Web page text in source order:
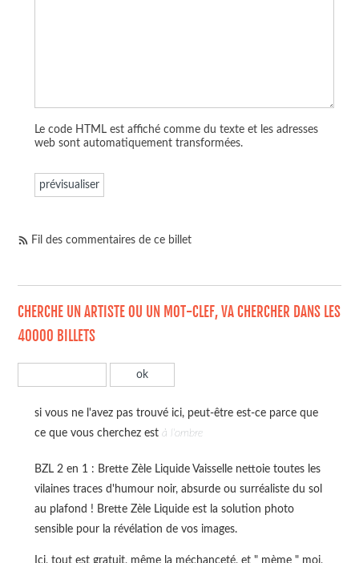
Le code HTML est affiché comme du texte et les adresses
web sont automatiquement transformées.
Fil des commentaires de ce billet
CHERCHE UN ARTISTE OU UN MOT-CLEF, VA CHERCHER DANS LES
40000 BILLETS
si vous ne l'avez pas trouvé ici, peut-être est-ce parce que
ce que vous cherchez est à l'ombre
BZL 2 en 1 : Brette Zèle Liquide Vaisselle nettoie toutes les
vilaines traces d'humour noir, absurde ou surréaliste du sol
au plafond ! Brette Zèle Liquide est la solution photo
sensible pour la révélation de vos images.
Ici, tout est gratuit, même la méchanceté, et " mème " moi,